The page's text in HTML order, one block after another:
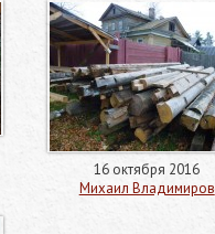
16 октября 2016
Михаил Владимиров